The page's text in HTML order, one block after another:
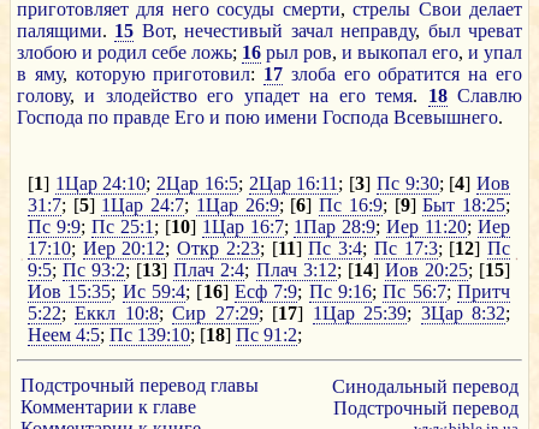
приготовляет для него сосуды смерти,стрелы Свои делает
палящими. 15 Вот,нечестивый зачал неправду, был чреват
злобою и родил себе ложь; 16 рыл ров, и выкопал его, и упал
в яму, которую приготовил: 17 злоба его обратится на его
голову,и злодейство его упадет на его темя. 18 Славлю
Господа по правде Его и пою имени Господа Всевышнего.
[1] 1Цар 24:10; 2Цар 16:5; 2Цар 16:11 ; [3] Пс 9:30; [4]Иов
31:7; [5] 1Цар 24:7; 1Цар 26:9; [6]Пс 16:9; [9]Быт 18:25;
Пс 9:9; Пс 25:1 ; [10] 1Цар 16:7; 1Пар 28:9;Иер 11:20;Иер
17:10; Иер 20:12;Откр 2:23; [11]Пс 3:4; Пс 17:3; [12]Пс
9:5;Пс 93:2; [13]Плач 2:4; Плач 3:12; [14] Иов 20:25; [15]
Иов 15:35; Ис 59:4; [16] Есф 7:9; Пс 9:16;Пс 56:7;Притч
5:22;Еккл 10:8;Сир 27:29; [17] 1Цар 25:39; 3Цар 8:32;
Неем 4:5; Пс 139:10; [18] Пс 91:2;
Подстрочный перевод главы
Комментарии к главе
Синодальный перевод
Подстрочный перевод